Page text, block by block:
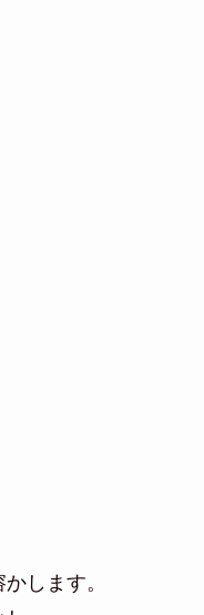
します。